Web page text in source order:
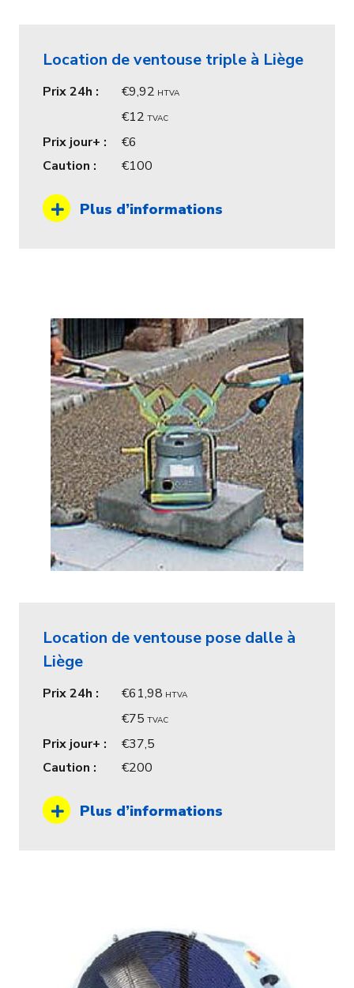
Location de ventouse triple à Liège
Prix 24h : 9,92 HTVA
12 TVAC
Prix jour+ :
6
Caution :
100
Plus d’informations
Location de ventouse pose dalle à
Liège
Prix 24h : 61,98 HTVA
75 TVAC
Prix jour+ :
37,5
Caution :
200
Plus d’informations